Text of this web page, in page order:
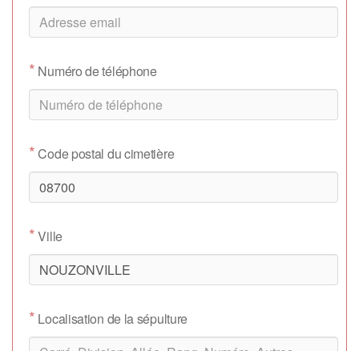
* Numéro de téléphone
*Code postal du cimetière
*Ville
* Localisation de la sépulture